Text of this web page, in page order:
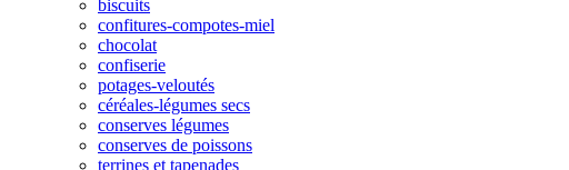
biscuits
confitures-compotes-miel
chocolat
confiserie
potages-veloutés
céréales-légumes secs
conserves légumes
conserves de poissons
terrines et tapenades